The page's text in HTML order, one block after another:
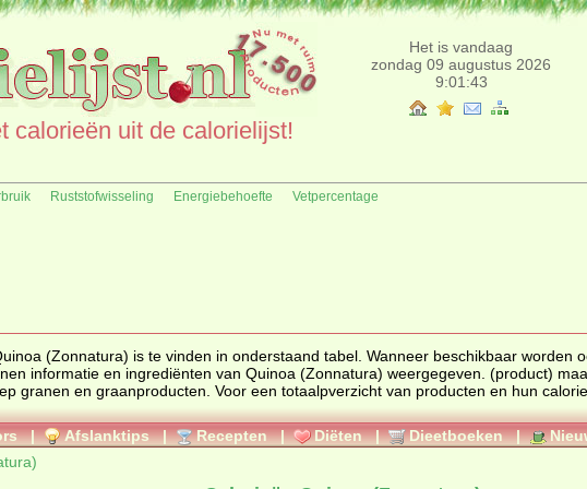
Het is vandaag
zondag 09 augustus 2026
9:01:43
calorieën uit de calorielijst!
Ruststofwisseling Energiebehoefte Vetpercentage
is te vinden in onderstaand tabel. Wanneer beschikbaar worden ook de
en ingrediënten van Quinoa (Zonnatura) weergegeven. (product) maakt
granen en graanproducten . Voor een totaalpverzicht van producten en hun calorieën gaat
| Afslanktips | Recepten | Diëten | Dieetboeken |